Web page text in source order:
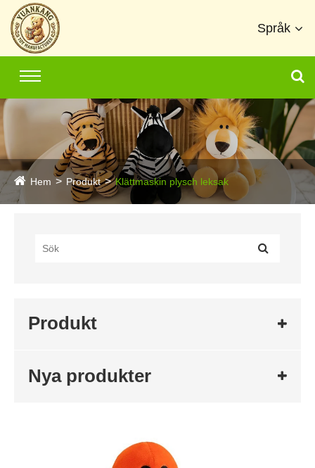
Språk
Hem Produkt Klättmaskin plysch leksak
Produkt
Nya produkter